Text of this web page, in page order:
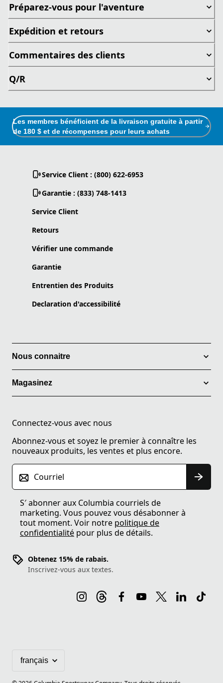
Préparez-vous pour l'aventure
Expédition et retours
Commentaires des clients
Q/R
Les membres bénéficient de la livraison gratuite à partir
de 180 $ et de récompenses pour leurs achats
Service Client : (800) 622-6953
Garantie : (833) 748-1413
Service Client
Retours
Vérifier une commande
Garantie
Entrentien des Produits
Declaration d'accessibilité
Nous connaitre
Magasinez
Connectez-vous avec nous
Abonnez-vous et soyez le premier à connaître les
nouveaux produits, les ventes et plus encore.
Courriel
S′ abonner aux Columbia courriels de
marketing. Vous pouvez vous désabonner à
tout moment. Voir notre politique de
confidentialité pour plus de détails.
Obtenez 15% de rabais.
Inscrivez-vous aux textes.